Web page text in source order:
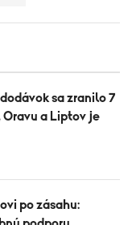
Oravu a Liptov je